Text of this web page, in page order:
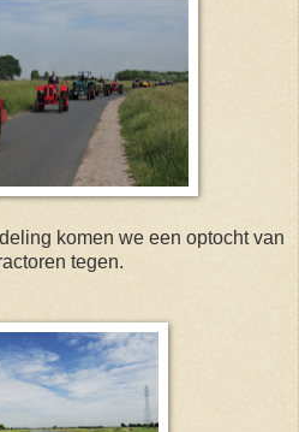
komen we een optocht van
tegen.